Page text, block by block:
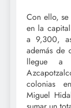
Con ello,
en la
a 9,300,
además de
llegue a
colonias
Miguel